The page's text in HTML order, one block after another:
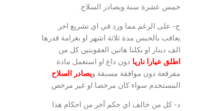
خمس عشرة سنة ويصادر السلاح.
ج- على الرغم مما ورد في اي تشريع اخر
يعاقب بالحبس مدة ثلاثة اشهر او بغرامة قدرها
الف دينار او بكلتا هاتين العقوبتين كل من
اطلق عيارا ناريا دون داع او استعمل مادة
مفرقعة دون موافقة مسبقة ويصادر السلاح
المستخدم سواء كان مرخصا او غير مرخص.
د- كل من خالف اي حكم آخر من احكام هذا